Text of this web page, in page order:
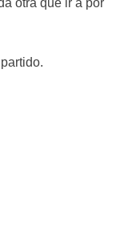
otra que ir a por